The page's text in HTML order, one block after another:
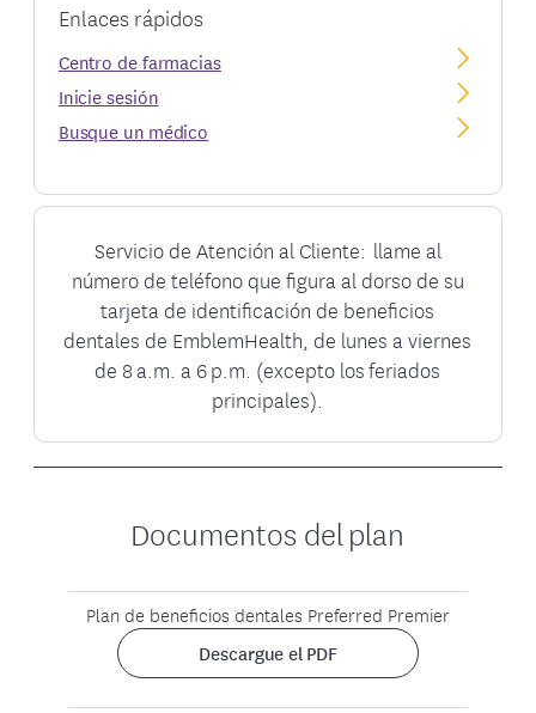
Enlaces rápidos
Centro de farmacias
Inicie sesión
Busque un médico
Servicio de Atención al Cliente: llame al
número de teléfono que figura al dorso de su
tarjeta de identificación de beneficios
dentales de EmblemHealth, de lunes a viernes
de 8 a.m. a 6 p.m. (excepto los feriados
principales).
Documentos del plan
Plan de beneficios dentales Preferred Premier
Descargue el PDF